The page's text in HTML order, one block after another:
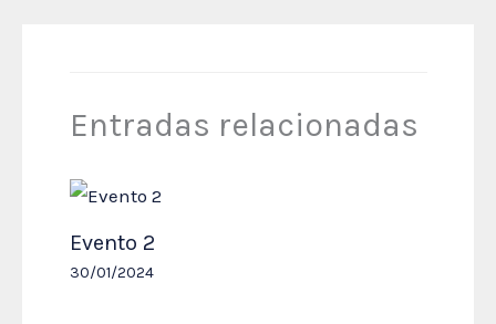
Entradas relacionadas
Evento 2
30/01/2024